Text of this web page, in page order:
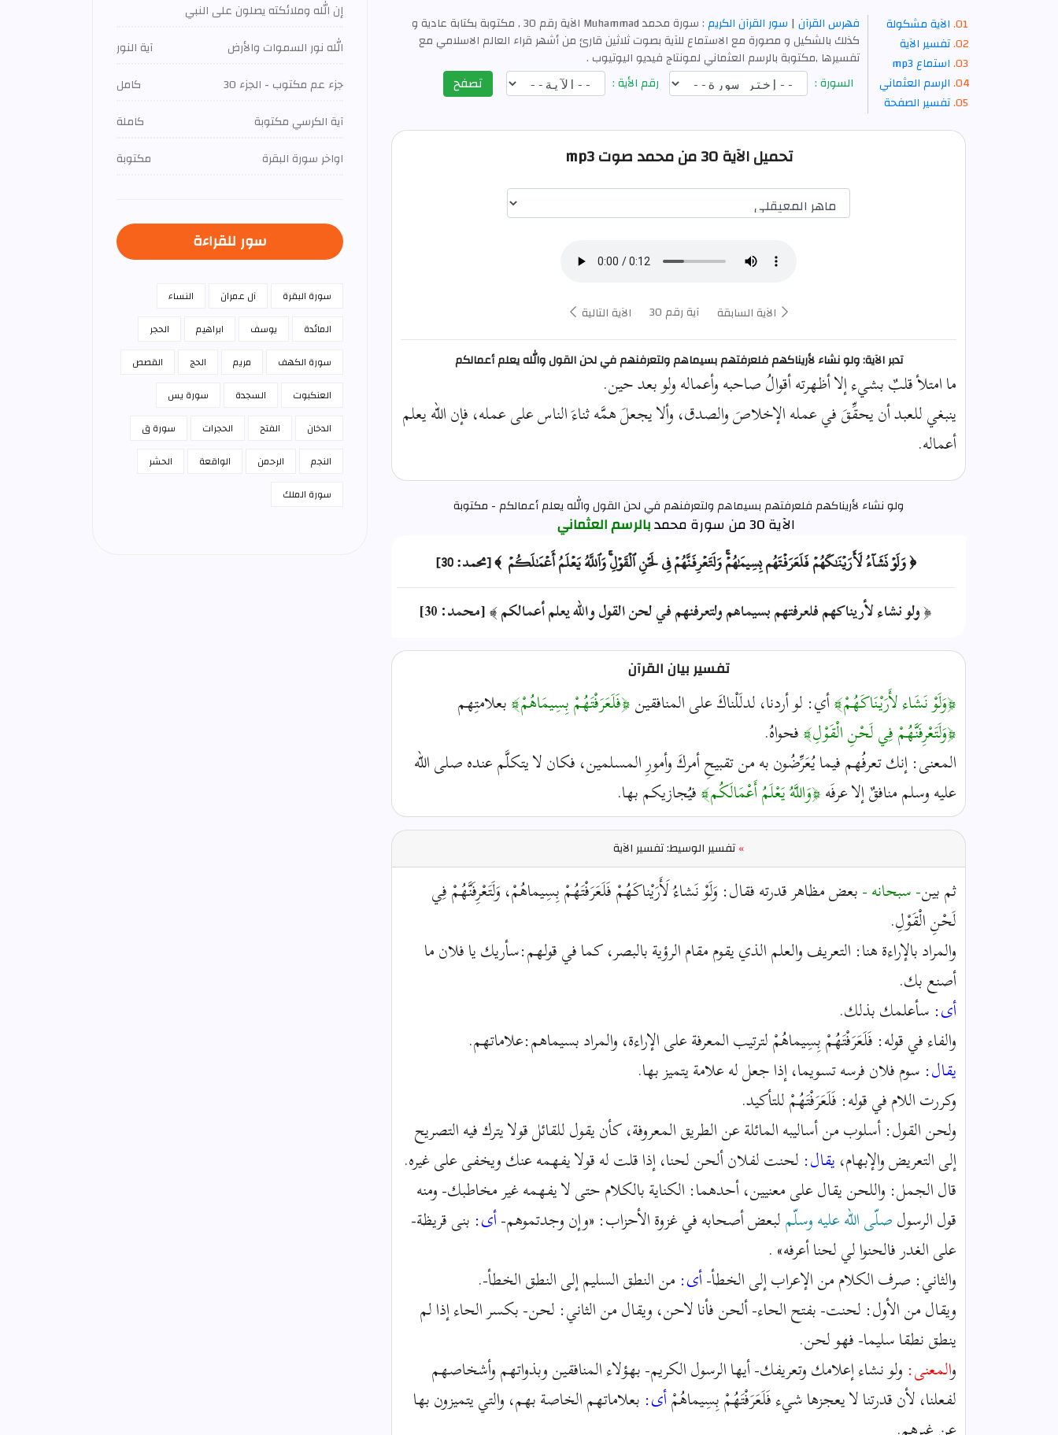
الآية مشكولة
تفسير الآية
استماع mp3
الرسم العثماني
تفسير الصفحة
فهرس القرآن | سور القرآن الكريم
: سورة محمد Muhammad الآية رقم 30 , مكتوبة بكتابة عادية و
كذلك بالشكيل و مصورة مع الاستماع للآية بصوت ثلاثين قارئ من أشهر قراء العالم الاسلامي مع
تفسيرها ,مكتوبة بالرسم العثماني لمونتاج فيديو اليوتيوب .
السورة :
رقم الأية : تصفح
تحميل الآية 30 من محمد صوت mp3
الآية السابقة آية رقم 30 الآية التالية
تدبر الآية: ولو نشاء لأريناكهم فلعرفتهم بسيماهم ولتعرفنهم في لحن القول والله يعلم أعمالكم
ما امتلأ قلبٌ بشيء إلا أظهرته أقوالُ صاحبه وأعماله ولو بعد حين.
ينبغي للعبد أن يحقِّقَ في عمله الإخلاصَ والصدق، وألا يجعلَ همَّه ثناءَ الناس على عمله، فإن الله يعلم
أعماله.
ولو نشاء لأريناكهم فلعرفتهم بسيماهم ولتعرفنهم في لحن القول والله يعلم أعمالكم - مكتوبة
الآية 30 من سورة محمد بالرسم العثماني
﴿ وَلَوۡ نَشَآءُ لَأَرَيۡنَٰكَهُمۡ فَلَعَرَفۡتَهُم بِسِيمَٰهُمۡۚ وَلَتَعۡرِفَنَّهُمۡ فِي لَحۡنِ ٱلۡقَوۡلِۚ وَٱللَّهُ يَعۡلَمُ أَعۡمَٰلَكُمۡ ﴾ [محمد: 30]
﴿ ولو نشاء لأريناكهم فلعرفتهم بسيماهم ولتعرفنهم في لحن القول والله يعلم أعمالكم ﴾ [محمد: 30]
تفسير بيان القرآن
﴿وَلَوْ نَشَاء لأَرَيْنَاكَهُمْ﴾أي: لو أردنا، لدلَلْناكَ على المنافقين﴿فَلَعَرَفْتَهُمْ بِسِيمَاهُمْ﴾بعلامتِهم
﴿وَلَتَعْرِفَنَّهُمْ فِي لَحْنِ الْقَوْلِ﴾فحواهُ.
المعنى: إنك تعرفُهم فيما يُعَرِّضُون به من تقبيحِ أمركَ وأمورِ المسلمين، فكان لا يتكلَّم عنده صلى الله
عليه وسلم منافقٌ إلا عرفَه﴿وَاللَّهُ يَعْلَمُ أَعْمَالَكُم﴾فيُجازيكم بها.
»تفسير الوسيط: تفسير الآية
ثم بين- سبحانه -بعض مظاهر قدرته فقال: وَلَوْ نَشاءُ لَأَرَيْناكَهُمْ فَلَعَرَفْتَهُمْ بِسِيماهُمْ، وَلَتَعْرِفَنَّهُمْ فِي
لَحْنِ الْقَوْلِ.
والمراد بالإراءة هنا: التعريف والعلم الذي يقوم مقام الرؤية بالبصر، كما في قولهم:سأريك يا فلان ما
أصنع بك.
أى: سأعلمك بذلك.
والفاء في قوله: فَلَعَرَفْتَهُمْ بِسِيماهُمْ لترتيب المعرفة على الإراءة، والمراد بسيماهم:علاماتهم.
يقال: سوم فلان فرسه تسويما، إذا جعل له علامة يتميز بها.
وكررت اللام في قوله: فَلَعَرَفْتَهُمْ للتأكيد.
ولحن القول: أسلوب من أساليبه المائلة عن الطريق المعروفة، كأن يقول للقائل قولا يترك فيه التصريح
إلى التعريض والإبهام،يقال: لحنت لفلان ألحن لحنا، إذا قلت له قولا يفهمه عنك ويخفى على غيره.
قال الجمل: واللحن يقال على معنيين، أحدهما: الكناية بالكلام حتى لا يفهمه غير مخاطبك- ومنه
قول الرسولصلّى الله عليه وسلّملبعض أصحابه في غزوة الأحزاب: «وإن وجدتموهم-أى: بنى قريظة-
على الغدر فالحنوا لي لحنا أعرفه» .
والثاني: صرف الكلام من الإعراب إلى الخطأ-أى: من النطق السليم إلى النطق الخطأ-.
ويقال من الأول: لحنت- بفتح الحاء- ألحن فأنا لاحن، ويقال من الثاني: لحن- بكسر الحاء إذا لم
ينطق نطقا سليما- فهو لحن.
والمعنى: ولو نشاء إعلامك وتعريفك- أيها الرسول الكريم- بهؤلاء المنافقين وبذواتهم وأشخاصهم
لفعلنا، لأن قدرتنا لا يعجزها شيء فَلَعَرَفْتَهُمْ بِسِيماهُمْأى: بعلاماتهم الخاصة بهم، والتي يتميزون بها
إن الله وملائكته يصلون على النبي
الله نور السموات والأرض
آية النور
جزء عم مكتوب - الجزء 30
كامل
آية الكرسي مكتوبة
كاملة
اواخر سورة البقرة
مكتوبة
سور للقراءة
سورة البقرة آل عمران
النساء
المائدة
يوسف ابراهيم
الحجر
سورة الكهف
مريم الحج
القصص
العنكبوت
السجدة
سورة يس
الدخان
الفتح الحجرات
سورة ق
النجم
الرحمن الواقعة
الحشر
سورة الملك